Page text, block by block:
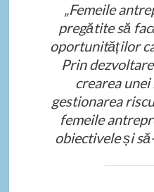
„Femeile
pregătite să
oportunităților
Prin
crearea
gestionarea
femeile
obiectivele și